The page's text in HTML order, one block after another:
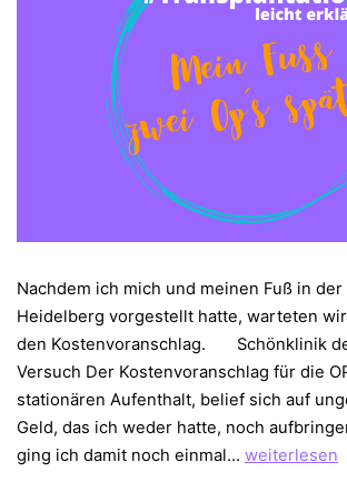
Nachdem ich mich und meinen Fuß in
Heidelberg vorgestellt hatte, warteten
den Kostenvoranschlag. Schönklinik
Versuch Der Kostenvoranschlag für die
stationären Aufenthalt, belief sich auf
Geld, das ich weder hatte, noch
ging ich damit noch einmal… Mein
weiterlesen